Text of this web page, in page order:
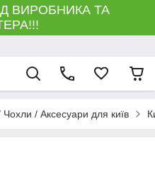
ВИРОБНИКА ТА
Чохли / Аксесуари для київ